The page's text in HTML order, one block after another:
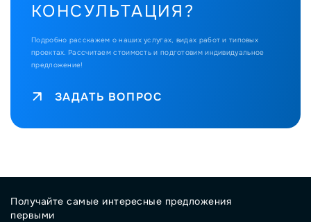
КОНСУЛЬТАЦИЯ?
Подробно расскажем о наших услугах, видах работ и типовых
проектах. Рассчитаем стоимость и подготовим индивидуальное
предложение!
ЗАДАТЬ ВОПРОС
Получайте самые интересные предложения
первыми